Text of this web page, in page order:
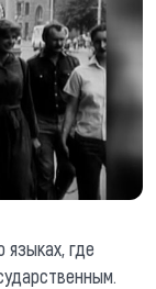
языках, где